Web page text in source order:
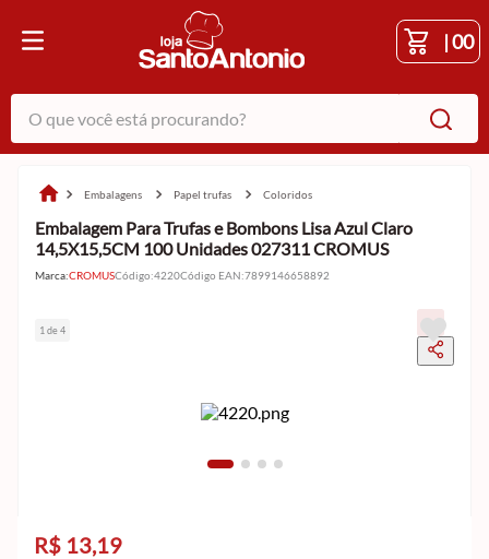
|00
O que você está procurando?
embalagens papel trufas coloridos
Embalagem Para Trufas e Bombons Lisa Azul Claro
14,5X15,5CM 100 Unidades 027311 CROMUS
Marca:CROMUSCódigo:4220Código EAN:7899146658892
1 de 4
R$ 13,19